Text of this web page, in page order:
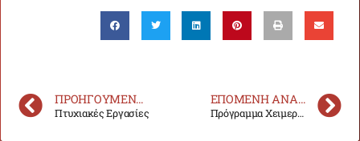
ΠΡΟΗΓΟΎΜΕΝΗ ΑΝΑΚΟΊΝΩΣΗ
Πτυχιακές Εργασίες
ΕΠΌΜΕΝΗ ΑΝΑΚΟΊΝΩΣΗ
Πρόγραμμα Χειμερινού Εξαμήνου 2023-24 – ΝΕΟ